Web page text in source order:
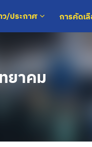
ว/ประกาศ การคัดเ
ยาคม